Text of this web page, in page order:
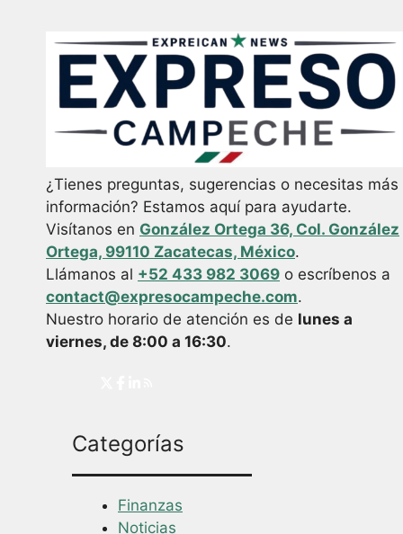
¿Tienes preguntas, sugerencias o necesitas más
información? Estamos aquí para ayudarte.
Visítanos en González Ortega 36, Col. González
Ortega, 99110 Zacatecas, México.
Llámanos al +52 433 982 3069 o escríbenos a
contact@expresocampeche.com.
Nuestro horario de atención es de lunes a
viernes, de 8:00 a 16:30.
Categorías
Finanzas
Noticias